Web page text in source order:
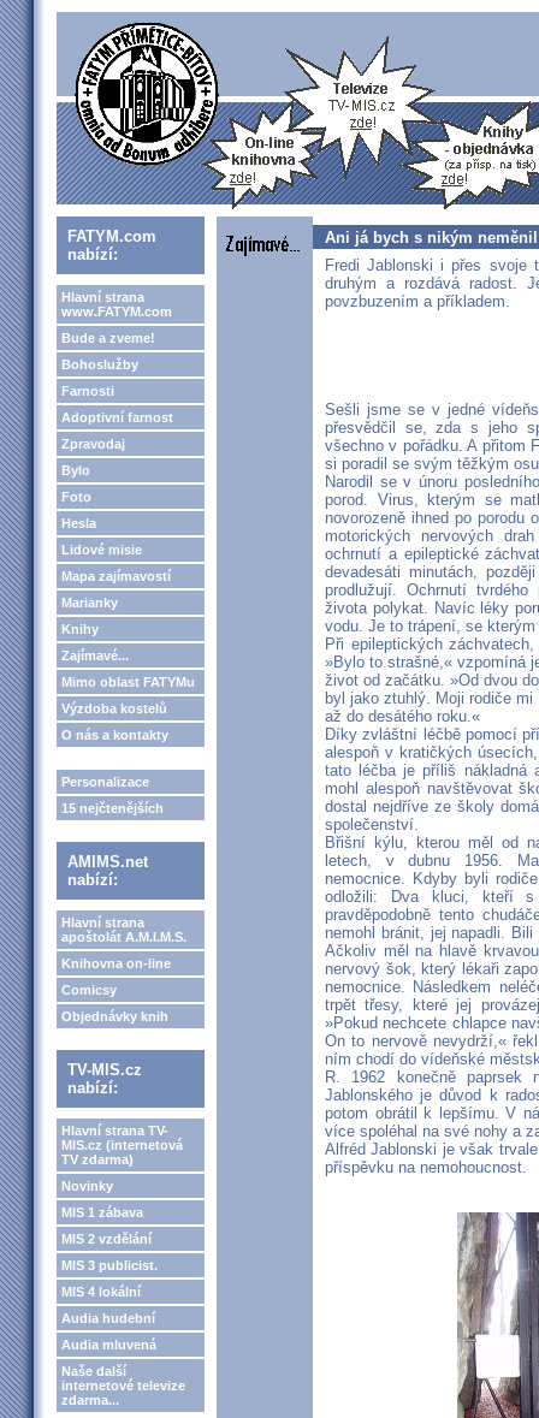
FATYM.com
nabízí:
Hlavní strana
www.FATYM.com
Bude a zveme!
Bohoslužby
Farnosti
Adoptivní farnost
Zpravodaj
Bylo
Foto
Hesla
Lidové misie
Mapa zajímavostí
Marianky
Knihy
Zajímavé...
Mimo oblast FATYMu
Výzdoba kostelů
O nás a kontakty
Personalizace
15 nejčtenějších
AMIMS.net
nabízí:
Hlavní strana
apoštolát A.M.I.M.S.
Knihovna on-line
Comicsy
Objednávky knih
TV-MIS.cz
nabízí:
Hlavní strana TV-
MIS.cz (internetová
TV zdarma)
Novinky
MIS 1 zábava
MIS 2 vzdělání
MIS 3 publicist.
MIS 4 lokální
Audia hudební
Audia mluvená
Naše další
internetové televize
zdarma...
Ani já bych s nikým neměnil
Fredi Jablonski i přes svoje
druhým a rozdává radost.
povzbuzením a příkladem.
Sešli jsme se v jedné
přesvědčil se, zda s jeho
všechno v pořádku. A přitom
si poradil se svým těžkým
Narodil se v únoru
porod. Virus, kterým se
novorozeně ihned po porodu
motorických nervových
ochrnutí a epileptické
devadesáti minutách,
prodlužují. Ochrnutí
života polykat. Navíc léky
vodu. Je to trápení, se
Při epileptických
»Bylo to strašné,« vzpomíná
život od začátku. »Od dvou
byl jako ztuhlý. Moji rodiče
až do desátého roku.«
Díky zvláštní léčbě pomocí
alespoň v kratičkých
tato léčba je příliš nákladná
mohl alespoň navštěvovat
dostal nejdříve ze školy
společenství.
Břišní kýlu, kterou měl od
letech, v dubnu 1956.
nemocnice. Kdyby byli
odložili: Dva kluci, kteří
pravděpodobně tento
nemohl bránit, jej napadli.
Ačkoliv měl na hlavě
nervový šok, který lékaři
nemocnice. Následkem
trpět třesy, které jej
»Pokud nechcete chlapce
On to nervově nevydrží,«
ním chodí do vídeňské
R. 1962 konečně paprsek
Jablonského je důvod k
potom obrátil k lepšímu. V
více spoléhal na své nohy a
Alfréd Jablonski je však
příspěvku na nemohoucnost.